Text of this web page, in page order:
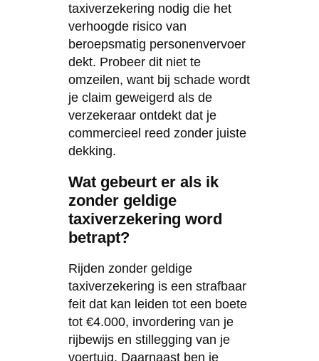
taxiverzekering nodig die het
verhoogde risico van
beroepsmatig personenvervoer
dekt. Probeer dit niet te
omzeilen, want bij schade wordt
je claim geweigerd als de
verzekeraar ontdekt dat je
commercieel reed zonder juiste
dekking.
Wat gebeurt er als ik
zonder geldige
taxiverzekering word
betrapt?
Rijden zonder geldige
taxiverzekering is een strafbaar
feit dat kan leiden tot een boete
tot €4.000, invordering van je
rijbewijs en stillegging van je
voertuig. Daarnaast ben je